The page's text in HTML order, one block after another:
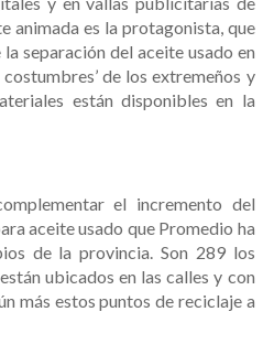
animada es la protagonista, que
separación del aceite usado en
de los extremeños y
están disponibles en la
el incremento del
aceite usado que Promedio ha
de la provincia. Son 289 los
ubicados en las calles y con
más estos puntos de reciclaje a